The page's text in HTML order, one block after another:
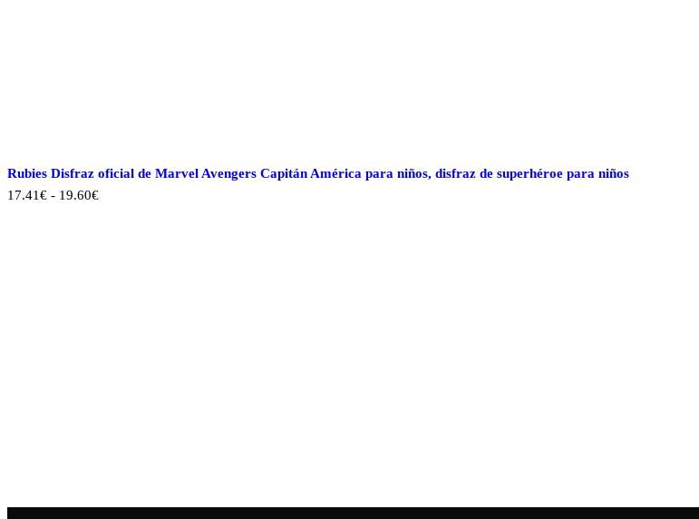
Rubies Disfraz oficial de Marvel Avengers Capitán América para niños, disfraz de superhéroe para niños
17.41€ - 19.60€Rango